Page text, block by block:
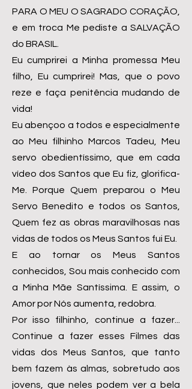
PARA O MEU O SAGRADO CORAÇÃO,
e em troca Me pediste a SALVAÇÃO
do BRASIL.
Eu cumprirei a Minha promessa Meu
filho, Eu cumprirei! Mas, que o povo
reze e faça penitência mudando de
vida!
Eu abençoo a todos e especialmente
ao Meu filhinho Marcos Tadeu, Meu
servo obedientíssimo, que em cada
vídeo dos Santos que Eu fiz, glorifica-
Me. Porque Quem preparou o Meu
Servo Benedito e todos os Santos,
Quem fez as obras maravilhosas nas
vidas de todos os Meus Santos fui Eu.
E ao tornar os Meus Santos
conhecidos, Sou mais conhecido com
a Minha Mãe Santíssima. E assim, o
Amor por Nós aumenta, redobra.
Por isso filhinho, continue a fazer...
Continue a fazer esses Filmes das
vidas dos Meus Santos, que tanto
bem fazem às almas, sobretudo aos
jovens, que neles podem ver a bela